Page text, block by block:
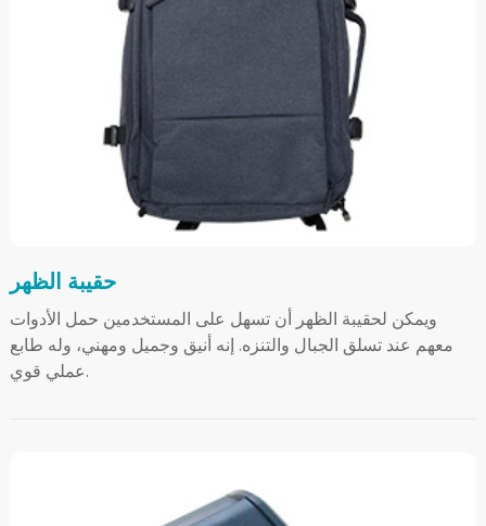
حقيبة الظهر
ويمكن لحقيبة الظهر أن تسهل على المستخدمين حمل الأدوات
معهم عند تسلق الجبال والتنزه. إنه أنيق وجميل ومهني، وله طابع
عملي قوي.